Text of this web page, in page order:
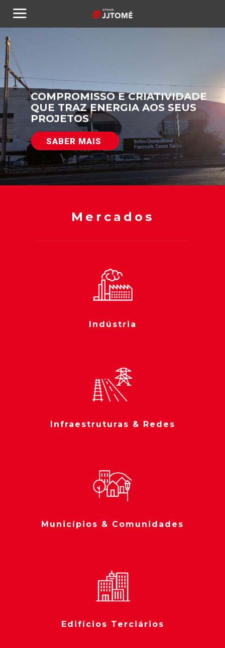
COMPROMISSO E CRIATIVIDADE
QUE TRAZ ENERGIA AOS SEUS
PROJETOS
SABER MAIS
Mercados
Indústria
Infraestruturas & Redes
Municípios & Comunidades
Edifícios Terciários